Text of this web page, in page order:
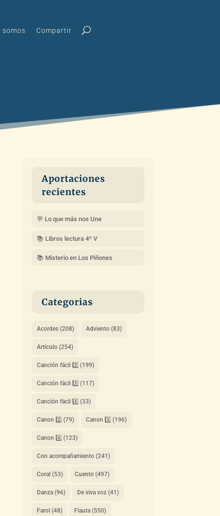
somos Compartir
Aportaciones
recientes
💬 Lo que más nos Une
📚 Libros lectura 4º V
📚 Misterio en Los Piñones
Categorias
Acordes(208) Adviento(83)
Artículo(254)
Canción fácil 2️⃣ (199)
Canción fácil 3️⃣ (117)
Canción fácil 4️⃣ (33)
Canon 2️⃣ (79) Canon 3️⃣ (196)
Canon 4️⃣ (123)
Con acompañamiento(241)
Coral (53) Cuento(497)
Danza(96) De viva voz(41)
Farol (48) Flauta(550)